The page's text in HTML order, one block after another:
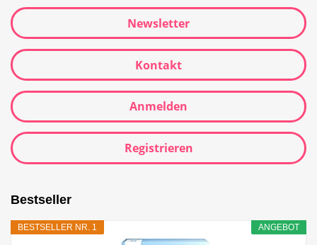
Newsletter
Kontakt
Anmelden
Registrieren
Bestseller
ANGEBOT
BESTSELLER NR. 1